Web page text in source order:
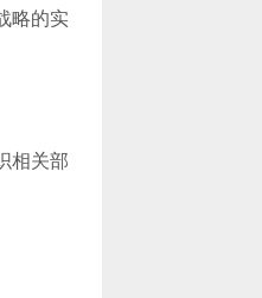
略的实
相关部